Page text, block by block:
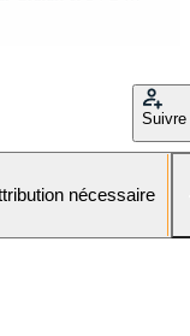
Suivre
nécessaire